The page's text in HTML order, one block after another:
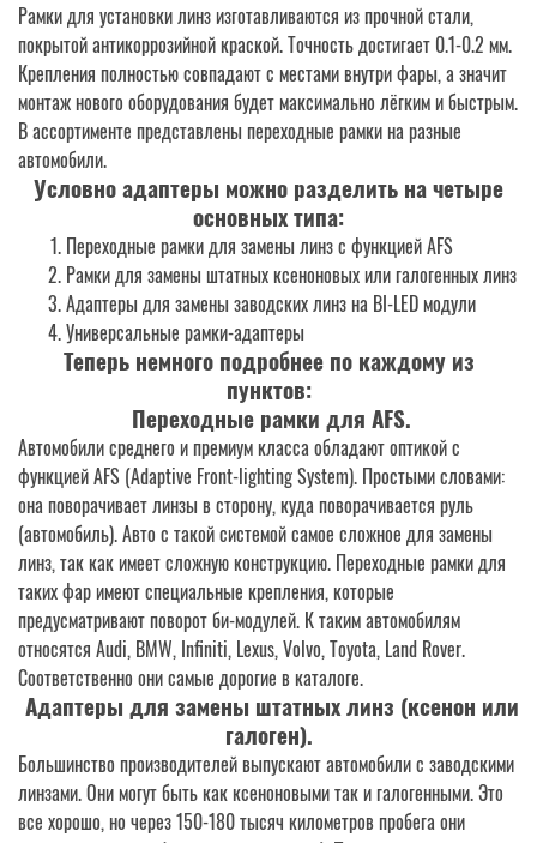
Рамки для установки линз изготавливаются из прочной стали,
покрытой антикоррозийной краской. Точность достигает 0.1-0.2 мм.
Крепления полностью совпадают с местами внутри фары, а значит
монтаж нового оборудования будет максимально лёгким и быстрым.
В ассортименте представлены переходные рамки на разные
автомобили.
Условно адаптеры можно разделить на четыре
основных типа:
Переходные рамки для замены линз с функцией AFS
Рамки для замены штатных ксеноновых или галогенных линз
Адаптеры для замены заводских линз на BI-LED модули
Универсальные рамки-адаптеры
Теперь немного подробнее по каждому из
пунктов:
Переходные рамки для AFS.
Автомобили среднего и премиум класса обладают оптикой с
функцией AFS (Adaptive Front-lighting System). Простыми словами:
она поворачивает линзы в сторону, куда поворачивается руль
(автомобиль). Авто с такой системой самое сложное для замены
линз, так как имеет сложную конструкцию. Переходные рамки для
таких фар имеют специальные крепления, которые
предусматривают поворот би-модулей. К таким автомобилям
относятся Audi, BMW, Infiniti, Lexus, Volvo, Toyota, Land Rover.
Соответственно они самые дорогие в каталоге.
Адаптеры для замены штатных линз (ксенон или
галоген).
Большинство производителей выпускают автомобили с заводскими
линзами. Они могут быть как ксеноновыми так и галогенными. Это
все хорошо, но через 150-180 тысяч километров пробега они